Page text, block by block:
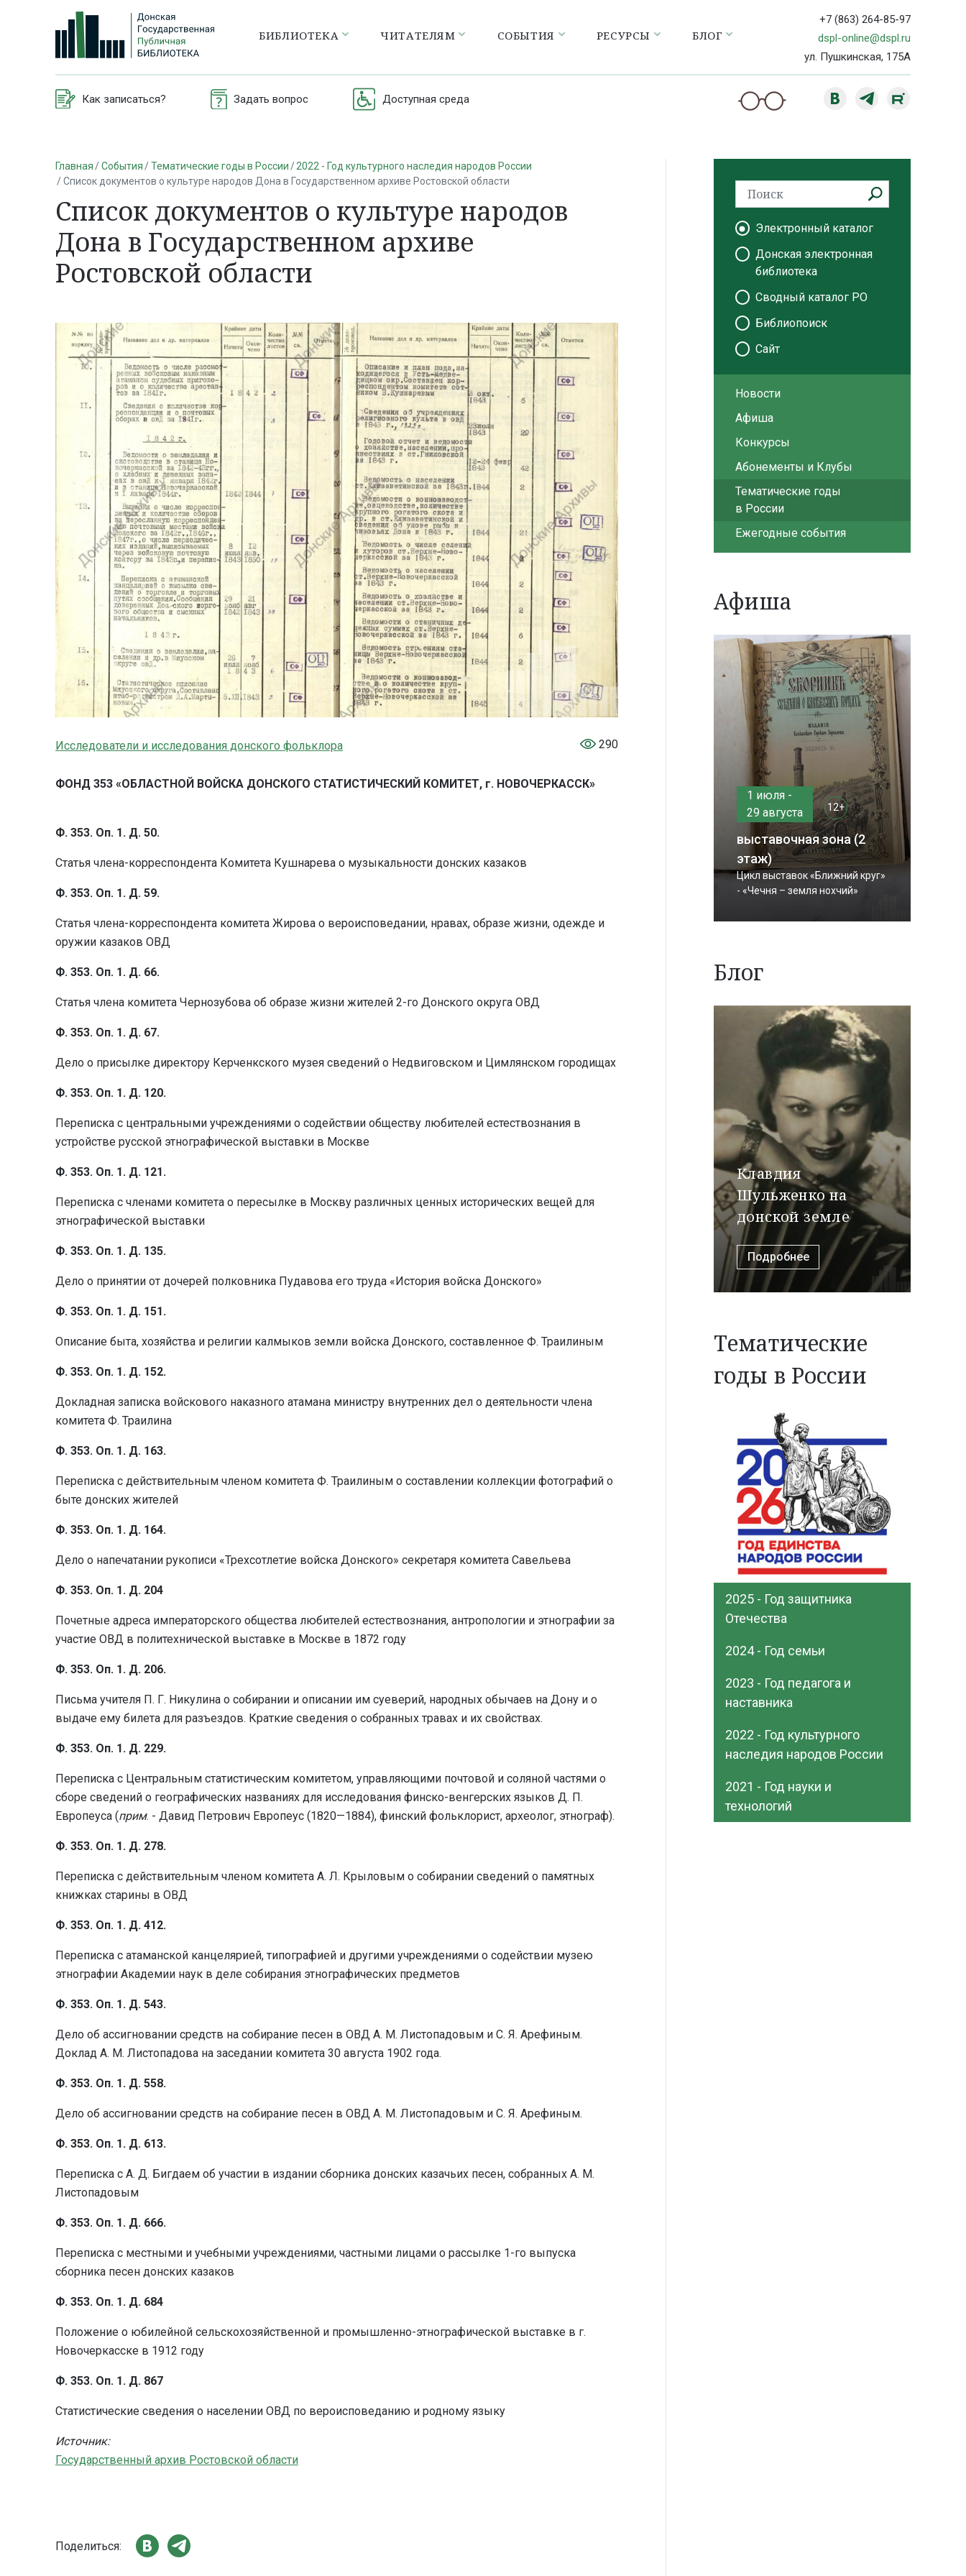
БИБЛИОТЕКА ЧИТАТЕЛЯМ СОБЫТИЯ РЕСУРСЫ БЛОГ
+7 (863) 264-85-97
dspl-online@dspl.ru
ул. Пушкинская, 175А
Как записаться? Задать вопрос Доступная среда
Главная События Тематические годы в России
2022 - Год культурного наследия народов России
Список документов о культуре народов Дона в Государственном архиве Ростовской области
Список документов о культуре народов
Дона в Государственном архиве
Ростовской области
Исследователи и исследования донского фольклора 290
ФОНД 353 «ОБЛАСТНОЙ ВОЙСКА ДОНСКОГО СТАТИСТИЧЕСКИЙ КОМИТЕТ, г. НОВОЧЕРКАССК»
Ф. 353. Оп. 1. Д. 50.
Статья члена-корреспондента Комитета Кушнарева о музыкальности донских казаков
Ф. 353. Оп. 1. Д. 59.
Статья члена-корреспондента комитета Жирова о вероисповедании, нравах, образе жизни, одежде и
оружии казаков ОВД
Ф. 353. Оп. 1. Д. 66.
Статья члена комитета Чернозубова об образе жизни жителей 2-го Донского округа ОВД
Ф. 353. Оп. 1. Д. 67.
Дело о присылке директору Керченкского музея сведений о Недвиговском и Цимлянском городищах
Ф. 353. Оп. 1. Д. 120.
Переписка с центральными учреждениями о содействии обществу любителей естествознания в
устройстве русской этнографической выставки в Москве
Ф. 353. Оп. 1. Д. 121.
Переписка с членами комитета о пересылке в Москву различных ценных исторических вещей для
этнографической выставки
Ф. 353. Оп. 1. Д. 135.
Дело о принятии от дочерей полковника Пудавова его труда «История войска Донского»
Ф. 353. Оп. 1. Д. 151.
Описание быта, хозяйства и религии калмыков земли войска Донского, составленное Ф. Траилиным
Ф. 353. Оп. 1. Д. 152.
Докладная записка войскового наказного атамана министру внутренних дел о деятельности члена
комитета Ф. Траилина
Ф. 353. Оп. 1. Д. 163.
Переписка с действительным членом комитета Ф. Траилиным о составлении коллекции фотографий о
быте донских жителей
Ф. 353. Оп. 1. Д. 164.
Дело о напечатании рукописи «Трехсотлетие войска Донского» секретаря комитета Савельева
Ф. 353. Оп. 1. Д. 204
Почетные адреса императорского общества любителей естествознания, антропологии и этнографии за
участие ОВД в политехнической выставке в Москве в 1872 году
Ф. 353. Оп. 1. Д. 206.
Письма учителя П. Г. Никулина о собирании и описании им суеверий, народных обычаев на Дону и о
выдаче ему билета для разъездов. Краткие сведения о собранных травах и их свойствах.
Ф. 353. Оп. 1. Д. 229.
Переписка с Центральным статистическим комитетом, управляющими почтовой и соляной частями о
сборе сведений о географических названиях для исследования финско-венгерских языков Д. П.
Европеуса (прим. - Давид Петрович Европеус (1820—1884), финский фольклорист, археолог, этнограф).
Ф. 353. Оп. 1. Д. 278.
Переписка с действительным членом комитета А. Л. Крыловым о собирании сведений о памятных
книжках старины в ОВД
Ф. 353. Оп. 1. Д. 412.
Переписка с атаманской канцелярией, типографией и другими учреждениями о содействии музею
этнографии Академии наук в деле собирания этнографических предметов
Ф. 353. Оп. 1. Д. 543.
Дело об ассигновании средств на собирание песен в ОВД А. М. Листопадовым и С. Я. Арефиным.
Доклад А. М. Листопадова на заседании комитета 30 августа 1902 года.
Ф. 353. Оп. 1. Д. 558.
Дело об ассигновании средств на собирание песен в ОВД А. М. Листопадовым и С. Я. Арефиным.
Ф. 353. Оп. 1. Д. 613.
Переписка с А. Д. Бигдаем об участии в издании сборника донских казачьих песен, собранных А. М.
Листопадовым
Ф. 353. Оп. 1. Д. 666.
Переписка с местными и учебными учреждениями, частными лицами о рассылке 1-го выпуска
сборника песен донских казаков
Ф. 353. Оп. 1. Д. 684
Положение о юбилейной сельскохозяйственной и промышленно-этнографической выставке в г.
Новочеркасске в 1912 году
Ф. 353. Оп. 1. Д. 867
Статистические сведения о населении ОВД по вероисповеданию и родному языку
Источник:
Государственный архив Ростовской области
Поделиться:
Электронный каталог
Донская электронная
библиотека
Сводный каталог РО
Библиопоиск
Сайт
Новости
Афиша
Конкурсы
Абонементы и Клубы
Тематические годы
в России
Ежегодные события
Афиша
1 июля -
29 августа
12+
выставочная зона (2
этаж)
Цикл выставок «Ближний круг»
- «Чечня – земля нохчий»
Блог
Клавдия
Шульженко на
донской земле
Подробнее
Тематические
годы в России
2025 - Год защитника
Отечества
2024 - Год семьи
2023 - Год педагога и
наставника
2022 - Год культурного
наследия народов России
2021 - Год науки и
технологий